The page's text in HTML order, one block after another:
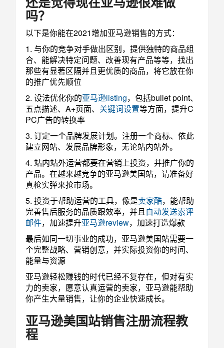
吗？
以下是你能在2021增加亚马逊销售的方式：
1. 与你的竞争对手做出区别，提供独特的商品组
合、能解决特定问题、改善现有产品等等，找出
那些有显著区隔并且更优质的商品，将它放在你
的推广优先顺位
2. 设法优化你的亚马逊listing，包括bullet point、
五点描述、A+页面、 关键词设置等方面，提升C
PC广告的转换率
3. 订定一个品牌发展计划。注册一个商标、依此
建立网站、发展品牌形象，无论站内站外。
4. 站内站外运营都要在营销上投资，并推广你的
产品。在越来越竞争的亚马逊美国站，请准备好
真枪实弹来抢市场。
5. 投资于帮助运营的工具，像是卖家酷，能帮助
完善售后服务的品质跟效率，并且自动发送索评
邮件，加速提升亚马逊review，加速打造爆款
最后如同一切事业的成功，亚马逊美国站需要一
个完整战略、营销创意，并实际投资你的时间、
能量与资源
亚马逊轻松赚钱的时代已经不复存在，但对有实
力的卖家，愿意认真运营的卖家，亚马逊能帮助
你产生大量销售，让你的企业快速成长。
亚马逊美国站销售注册流程教
程